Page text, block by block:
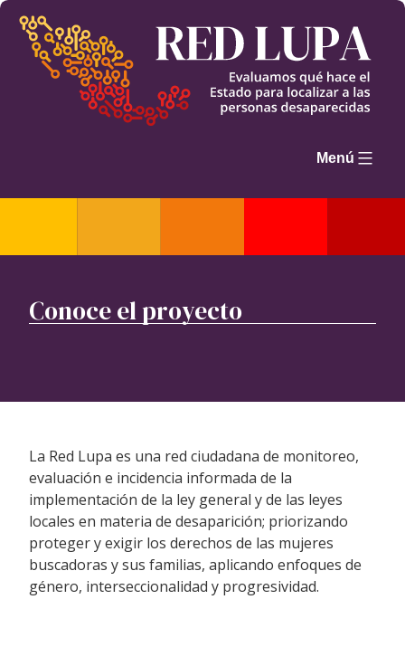
al
contenido
Menú
Conoce el proyecto
La Red Lupa es una red ciudadana de monitoreo,
evaluación e incidencia informada de la
implementación de la ley general y de las leyes
locales en materia de desaparición; priorizando
proteger y exigir los derechos de las mujeres
buscadoras y sus familias, aplicando enfoques de
género, interseccionalidad y progresividad.